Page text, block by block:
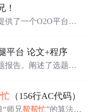
盖全流程业务闭环：
用评价。关键技术包
！
供了一个O2O平台，
平台 论文+程序
报告。阐述了选题背
能研究内容、系统环
（156行AC代码）
“师兄帮帮忙”的算法思